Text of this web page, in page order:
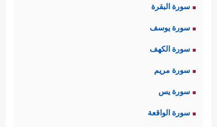
سورة البقرة
سورة يوسف
سورة الكهف
سورة مريم
سورة يس
سورة الواقعة